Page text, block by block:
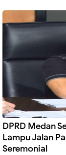
DPRD Medan
Lampu Jalan
Seremonial